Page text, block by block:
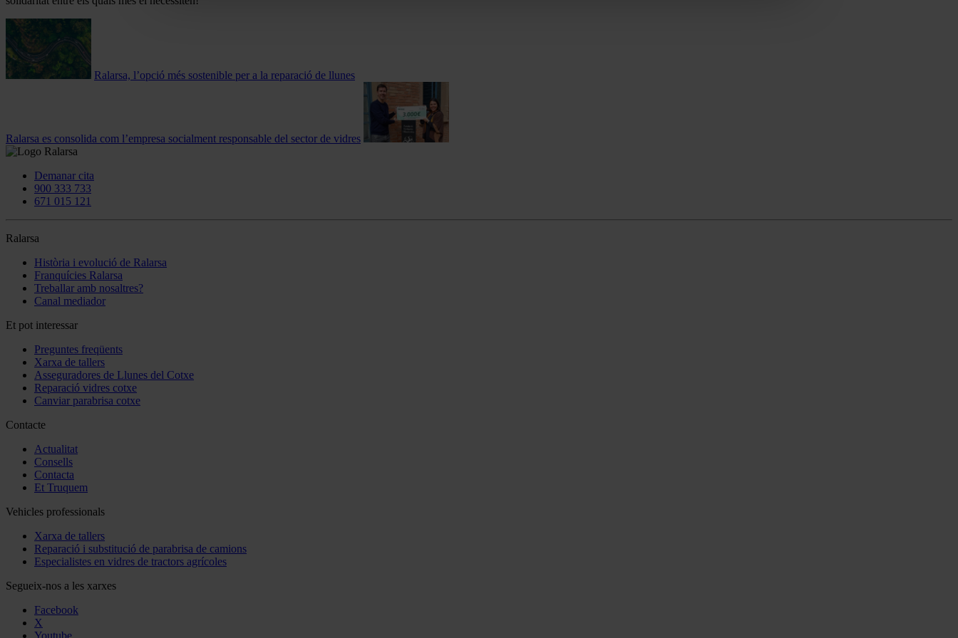
Ralarsa, l’opció més sostenible per a la reparació de llunes
Ralarsa es consolida com l’empresa socialment responsable del sector de vidres
Demanar cita
900 333 733
671 015 121
Ralarsa
Història i evolució de Ralarsa
Franquícies Ralarsa
Treballar amb nosaltres?
Canal mediador
Et pot interessar
Preguntes freqüents
Xarxa de tallers
Asseguradores de Llunes del Cotxe
Reparació vidres cotxe
Canviar parabrisa cotxe
Contacte
Actualitat
Consells
Contacta
Et Truquem
Vehicles professionals
Xarxa de tallers
Reparació i substitució de parabrisa de camions
Especialistes en vidres de tractors agrícoles
Segueix-nos a les xarxes
Facebook
X
Youtube